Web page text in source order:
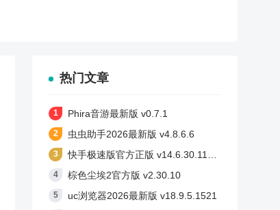
热门文章
Phira音游最新版 v0.7.1
虫虫助手2026最新版 v4.8.6.6
快手极速版官方正版 v14.6.30.11710
棕色尘埃2官方版 v2.30.10
uc浏览器2026最新版 v18.9.5.1521